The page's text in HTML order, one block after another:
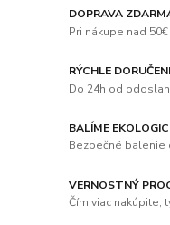
DOPRAVA
Pri nákupe nad
RÝCHLE
Do 24h od
BALÍME
Bezpečné balenie
VERNOSTNÝ
Čím viac nakúpite,